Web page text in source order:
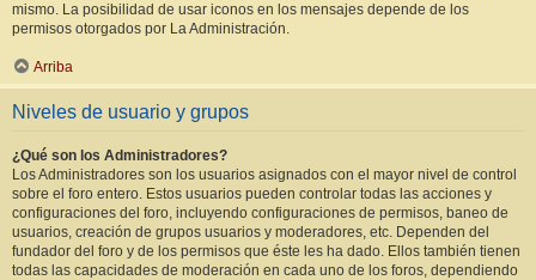
mismo. La posibilidad de usar iconos en los mensajes depende de los
permisos otorgados por La Administración.
Arriba
Niveles de usuario y grupos
¿Qué son los Administradores?
Los Administradores son los usuarios asignados con el mayor nivel de control
sobre el foro entero. Estos usuarios pueden controlar todas las acciones y
configuraciones del foro, incluyendo configuraciones de permisos, baneo de
usuarios, creación de grupos usuarios y moderadores, etc. Dependen del
fundador del foro y de los permisos que éste les ha dado. Ellos también tienen
todas las capacidades de moderación en cada uno de los foros, dependiendo